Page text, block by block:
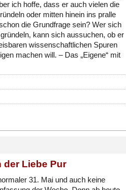
ich hoffe, dass er auch vielen die
oder mitten hinein ins pralle
die Grundfrage sein? Wer sich
kann sich aussuchen, ob er
wissenschaftlichen Spuren
machen will. – Das „Eigene“ mit
der Liebe Pur
31. Mai und auch keine